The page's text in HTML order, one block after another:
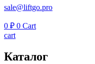
sale@liftgo.pro
0 ₽ 0 Cart
cart
Каталог